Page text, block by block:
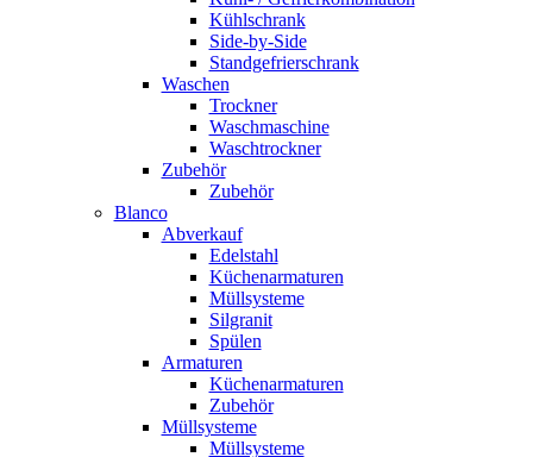
Kühlschrank
Side-by-Side
Standgefrierschrank
Waschen
Trockner
Waschmaschine
Waschtrockner
Zubehör
Zubehör
Blanco
Abverkauf
Edelstahl
Küchenarmaturen
Müllsysteme
Silgranit
Spülen
Armaturen
Küchenarmaturen
Zubehör
Müllsysteme
Müllsysteme